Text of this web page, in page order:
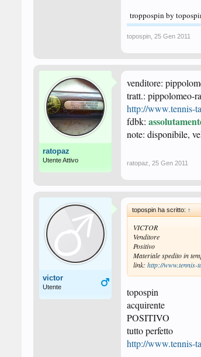
troppospin by
topospin 25 Gen 2011
ratopaz
Utente Attivo
venditore:
tratt.: pippolomeo-
http://www.tennis-
fdbk:
note: disponibile,
ratopaz 25 Gen 2011
victor
Utente
topospin ha scritto: ↑
VICTOR
Venditore
Positivo
Materiale spedito in
link: http://www.tennis-
topospin
acquirente
POSITIVO
tutto perfetto
http://www.tennis-